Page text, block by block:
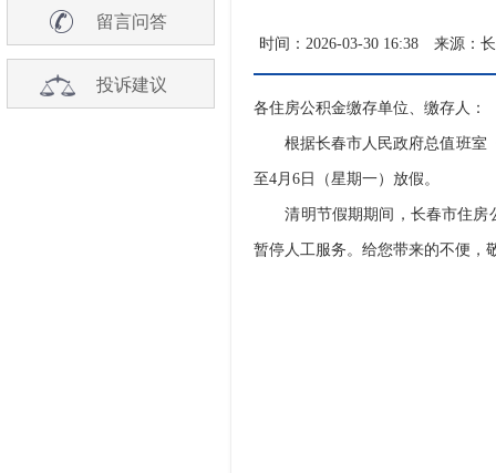
留言问答
投诉建议
时间：2026-03-30 16:38 来源：
各住房公积金缴存单位、缴存人：
根据长春市人民政府总值班室《
至4月6日（星期一）放假。
清明节假期期间，长春市住房公
暂停人工服务。给您带来的不便，